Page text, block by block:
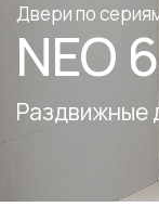
Двери по
NEO 6
Раздвижные